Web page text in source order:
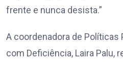
frente e nunca desista.”
A coordenadora de Políticas
com Deficiência, Laira Palu,